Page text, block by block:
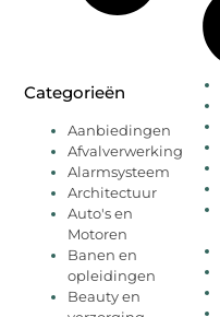
Categorieën
Aanbiedingen
Afvalverwerking
Alarmsysteem
Architectuur
Auto's en
Motoren
Banen en
opleidingen
Beauty en